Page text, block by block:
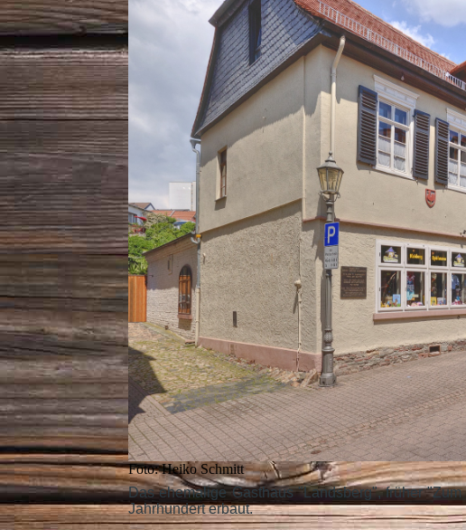
Foto: Heiko Schmitt
Das ehemalige Gasthaus "Landsberg", früher
Jahrhundert erbaut.